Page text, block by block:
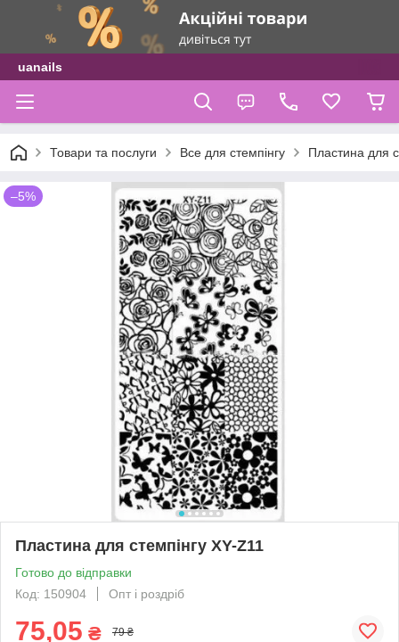
uanails
Товари та послуги Все для стемпінгу Пластина для
–5%
Пластина для стемпінгу XY-Z11
Готово до відправки
Код: 150904
Опт і роздріб
75,05 ₴ 79 ₴